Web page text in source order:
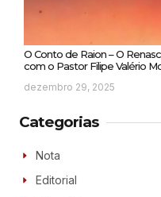
O Conto de Raion – O
com o Pastor Filipe Valério
dezembro 29, 2025
Categorias
Nota
Editorial